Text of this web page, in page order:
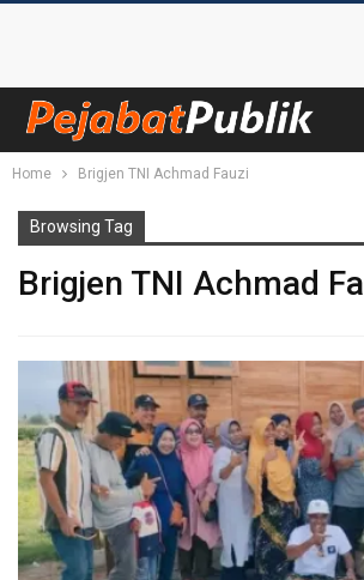
Home Brigjen TNI Achmad Fauzi
Browsing Tag
Brigjen TNI Achmad